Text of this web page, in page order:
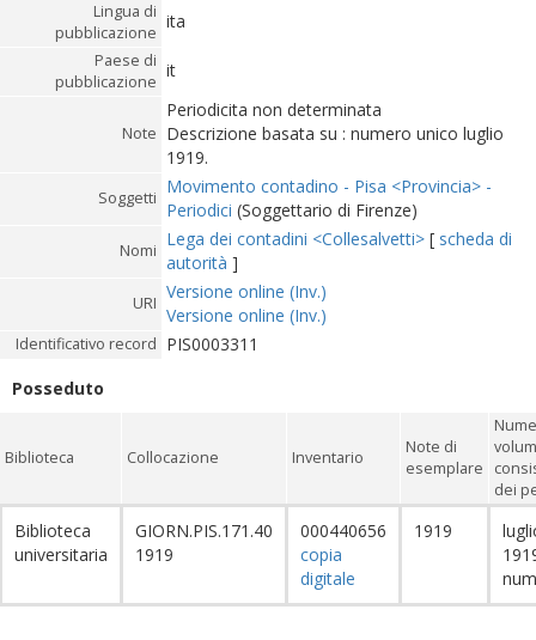
Lingua di
pubblicazione
ita
Paese di
pubblicazione
it
Note
Periodicita non determinata
Descrizione basata su : numero unico luglio
1919.
Soggetti
Movimento contadino - Pisa <Provincia> -
Periodici (Soggettario di Firenze)
Nomi
Lega dei contadini <Collesalvetti> [ scheda di
autorità ]
URI
Versione online (Inv.)
Versione online (Inv.)
Identificativo record PIS0003311
Posseduto
Biblioteca Collocazione Inventario
Note di
esemplare
dei
Biblioteca
universitaria
GIORN.PIS.171.40
1919
000440656
copia
digitale
1919